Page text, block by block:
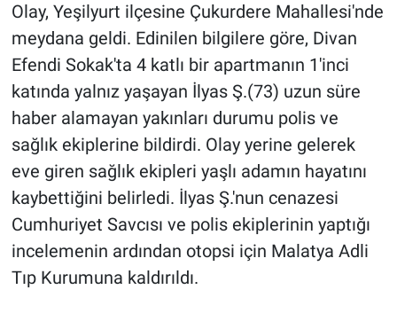
Olay, Yeşilyurt ilçesine Çukurdere Mahallesi'nde
meydana geldi. Edinilen bilgilere göre, Divan
Efendi Sokak'ta 4 katlı bir apartmanın 1'inci
katında yalnız yaşayan İlyas Ş.(73) uzun süre
haber alamayan yakınları durumu polis ve
sağlık ekiplerine bildirdi. Olay yerine gelerek
eve giren sağlık ekipleri yaşlı adamın hayatını
kaybettiğini belirledi. İlyas Ş.'nun cenazesi
Cumhuriyet Savcısı ve polis ekiplerinin yaptığı
incelemenin ardından otopsi için Malatya Adli
Tıp Kurumuna kaldırıldı.